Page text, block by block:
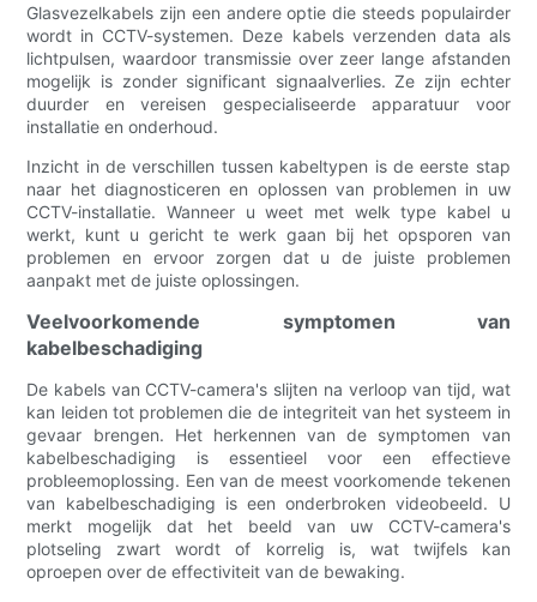
Glasvezelkabels zijn een andere optie die steeds populairder
wordt in CCTV-systemen. Deze kabels verzenden data als
lichtpulsen, waardoor transmissie over zeer lange afstanden
mogelijk is zonder significant signaalverlies. Ze zijn echter
duurder en vereisen gespecialiseerde apparatuur voor
installatie en onderhoud.
Inzicht in de verschillen tussen kabeltypen is de eerste stap
naar het diagnosticeren en oplossen van problemen in uw
CCTV-installatie. Wanneer u weet met welk type kabel u
werkt, kunt u gericht te werk gaan bij het opsporen van
problemen en ervoor zorgen dat u de juiste problemen
aanpakt met de juiste oplossingen.
Veelvoorkomende symptomen van
kabelbeschadiging
De kabels van CCTV-camera's slijten na verloop van tijd, wat
kan leiden tot problemen die de integriteit van het systeem in
gevaar brengen. Het herkennen van de symptomen van
kabelbeschadiging is essentieel voor een effectieve
probleemoplossing. Een van de meest voorkomende tekenen
van kabelbeschadiging is een onderbroken videobeeld. U
merkt mogelijk dat het beeld van uw CCTV-camera's
plotseling zwart wordt of korrelig is, wat twijfels kan
oproepen over de effectiviteit van de bewaking.